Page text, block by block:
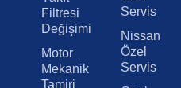
Filtresi
Değişimi
Motor
Mekanik
Tamiri
Servis
Nissan
Özel
Servis